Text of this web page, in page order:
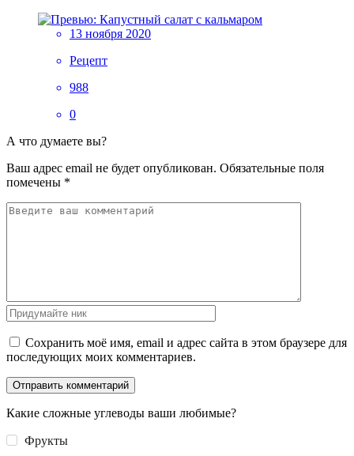
13 ноября 2020
Рецепт
988
0
А что думаете вы?
Ваш адрес email не будет опубликован. Обязательные поля
помечены *
Сохранить моё имя, email и адрес сайта в этом браузере для
последующих моих комментариев.
Какие сложные углеводы ваши любимые?
Фрукты